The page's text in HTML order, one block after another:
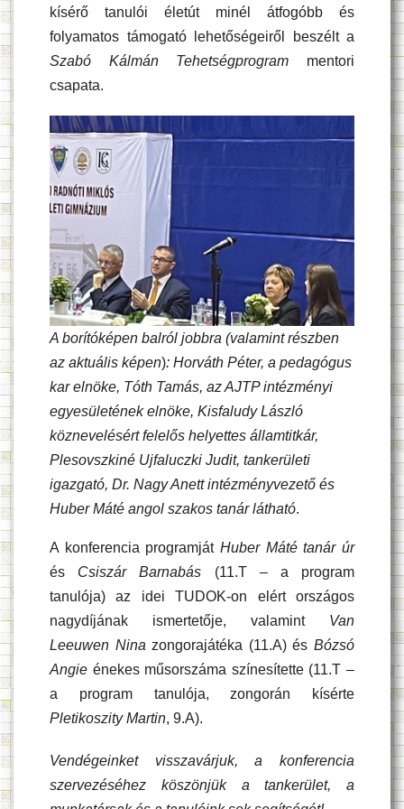
kísérő tanulói életút minél átfogóbb és
folyamatos támogató lehetőségeiről beszélt a
Szabó Kálmán Tehetségprogram mentori
csapata.
A borítóképen balról jobbra (valamint részben
az aktuális képen): Horváth Péter, a pedagógus
kar elnöke, Tóth Tamás, az AJTP intézményi
egyesületének elnöke, Kisfaludy László
köznevelésért felelős helyettes államtitkár,
Plesovszkiné Ujfaluczki Judit, tankerületi
igazgató, Dr. Nagy Anett intézményvezető és
Huber Máté angol szakos tanár látható.
A konferencia programját Huber Máté tanár úr
és Csiszár Barnabás (11.T – a program
tanulója) az idei TUDOK-on elért országos
nagydíjának ismertetője, valamint Van
Leeuwen Nina zongorajátéka (11.A) ésBózsó
Angie énekes műsorszáma színesítette (11.T –
a program tanulója, zongorán kísérte
Pletikoszity Martin, 9.A).
Vendégeinket visszavárjuk, a konferencia
szervezéséhez köszönjük a tankerület, a